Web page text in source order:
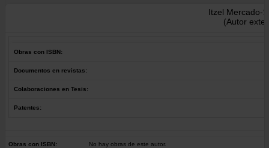
Itzel Mercado-
(Autor
Obras con ISBN:
Documentos en revistas:
Colaboraciones en Tesis:
Patentes:
Obras con ISBN: No hay obras de este autor.